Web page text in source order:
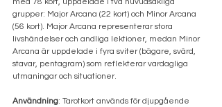
med 78 kort, uppdelade i två huvudsakliga
grupper: Major Arcana (22 kort) och Minor Arcana
(56 kort). Major Arcana representerar stora
livshändelser och andliga lektioner, medan Minor
Arcana är uppdelade i fyra sviter (bägare, svärd,
stavar, pentagram) som reflekterar vardagliga
utmaningar och situationer.
Användning: Tarotkort används för djupgående